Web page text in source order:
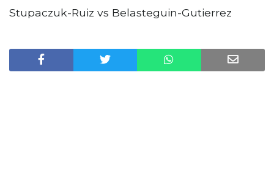
Stupaczuk-Ruiz vs Belasteguin-Gutierrez